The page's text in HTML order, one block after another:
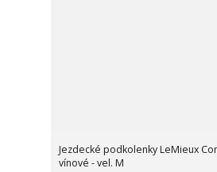
Jezdecké podkolenky LeMieux
vínové - vel. M